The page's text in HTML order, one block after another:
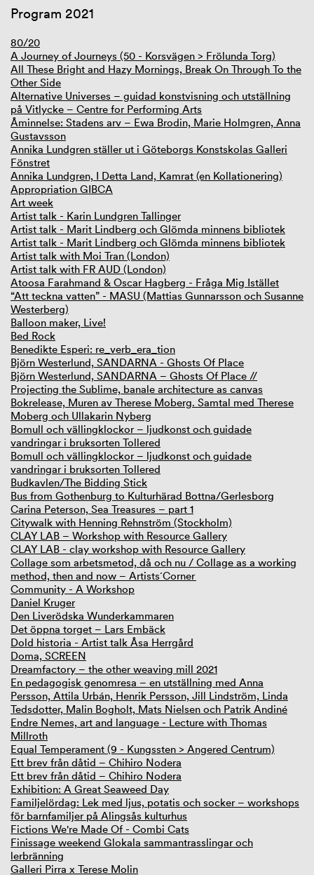
Program 2021
80/20
A Journey of Journeys (50 - Korsvägen > Frölunda Torg)
All These Bright and Hazy Mornings, Break On Through To the
Other Side
Alternative Universes – guidad konstvisning och utställning
på Vitlycke – Centre for Performing Arts
Åminnelse: Stadens arv – Ewa Brodin, Marie Holmgren, Anna
Gustavsson
Annika Lundgren ställer ut i Göteborgs Konstskolas Galleri
Fönstret
Annika Lundgren, I Detta Land, Kamrat (en Kollationering)
Appropriation GIBCA
Art week
Artist talk - Karin Lundgren Tallinger
Artist talk - Marit Lindberg och Glömda minnens bibliotek
Artist talk - Marit Lindberg och Glömda minnens bibliotek
Artist talk with Moi Tran (London)
Artist talk with FR AUD (London)
Atoosa Farahmand & Oscar Hagberg - Fråga Mig Istället
“Att teckna vatten” - MASU (Mattias Gunnarsson och Susanne
Westerberg)
Balloon maker, Live!
Bed Rock
Benedikte Esperi: re_verb_era_tion
Björn Westerlund, SANDARNA - Ghosts Of Place
Björn Westerlund, SANDARNA – Ghosts Of Place //
Projecting the Sublime, banale architecture as canvas
Bokrelease, Muren av Therese Moberg. Samtal med Therese
Moberg och Ullakarin Nyberg
Bomull och vällingklockor – ljudkonst och guidade
vandringar i bruksorten Tollered
Bomull och vällingklockor – ljudkonst och guidade
vandringar i bruksorten Tollered
Budkavlen/The Bidding Stick
Bus from Gothenburg to Kulturhärad Bottna/Gerlesborg
Carina Peterson, Sea Treasures – part 1
Citywalk with Henning Rehnström (Stockholm)
CLAY LAB – Workshop with Resource Gallery
CLAY LAB - clay workshop with Resource Gallery
Collage som arbetsmetod, då och nu / Collage as a working
method, then and now – Artists´Corner
Community - A Workshop
Daniel Kruger
Den Liverödska Wunderkammaren
Det öppna torget – Lars Embäck
Dold historia - Artist talk Åsa Herrgård
Doma, SCREEN
Dreamfactory – the other weaving mill 2021
En pedagogisk genomresa – en utställning med Anna
Persson, Attila Urbán, Henrik Persson, Jill Lindström, Linda
Tedsdotter, Malin Bogholt, Mats Nielsen och Patrik Andiné
Endre Nemes, art and language - Lecture with Thomas
Millroth
Equal Temperament (9 - Kungssten > Angered Centrum)
Ett brev från dåtid – Chihiro Nodera
Ett brev från dåtid – Chihiro Nodera
Exhibition: A Great Seaweed Day
Familjelördag: Lek med ljus, potatis och socker – workshops
för barnfamiljer på Alingsås kulturhus
Fictions We're Made Of - Combi Cats
Finissage weekend Glokala sammantrasslingar och
lerbränning
Galleri Pirra x Terese Molin